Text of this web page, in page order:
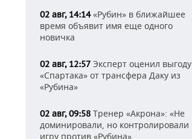
02 авг, 14:14«Рубин» в ближайшее
время объявит имя еще одного
новичка
02 авг, 12:57 Эксперт оценил выгоду
«Спартака» от трансфера Даку из
«Рубина»
02 авг, 09:58 Тренер «Акрона»: «Не
доминировали, но контролировали
игру против «Рубина»